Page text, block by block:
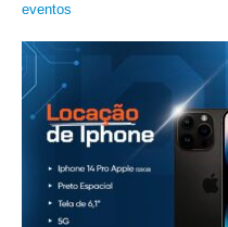
eventos